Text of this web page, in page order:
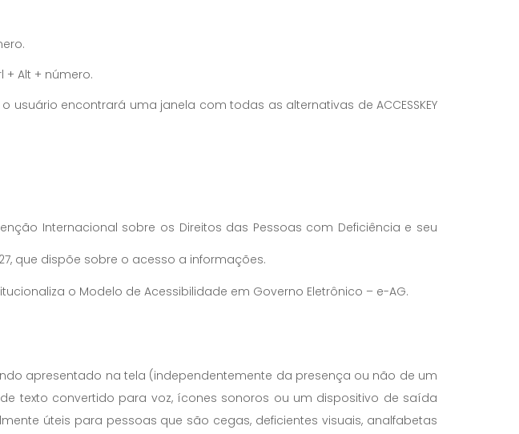
+ Alt + número.
usuário encontrará uma janela com todas as alternativas de ACCESSKEY
Internacional sobre os Direitos das Pessoas com Deficiência e seu
que dispõe sobre o acesso a informações.
o Modelo de Acessibilidade em Governo Eletrônico – e-AG.
apresentado na tela (independentemente da presença ou não de um
texto convertido para voz, ícones sonoros ou um dispositivo de saída
úteis para pessoas que são cegas, deficientes visuais, analfabetas